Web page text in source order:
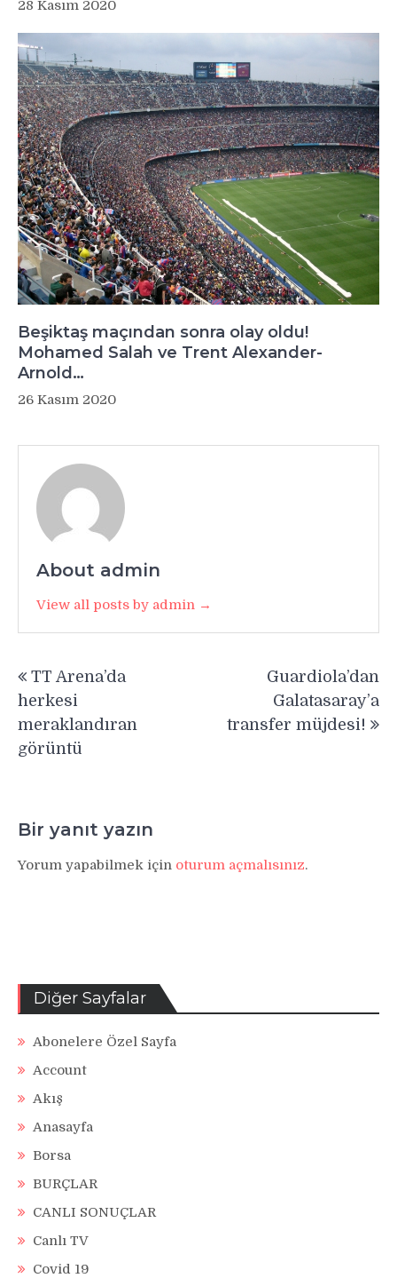
28 Kasım 2020
Beşiktaş maçından sonra olay oldu!
Mohamed Salah ve Trent Alexander-
Arnold…
26 Kasım 2020
About admin
View all posts by admin →
gezinmesi
TT Arena’da
herkesi
meraklandıran
görüntü
Guardiola’dan
Galatasaray’a
transfer müjdesi!
Bir yanıt yazın
Yorum yapabilmek için oturum açmalısınız.
Diğer Sayfalar
Abonelere Özel Sayfa
Account
Akış
Anasayfa
Borsa
BURÇLAR
CANLI SONUÇLAR
Canlı TV
Covid 19